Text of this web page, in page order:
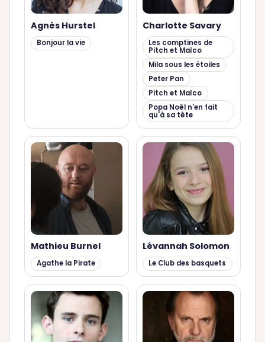
Agnès Hurstel
Bonjour la vie
Charlotte Savary
Les comptines de
Pitch et Maïco
Mila sous les étoiles
Peter Pan
Pitch et Maïco
Popa Noël n'en fait
qu'à sa tête
Mathieu Burnel
Agathe la Pirate
Lévannah Solomon
Le Club des basquets